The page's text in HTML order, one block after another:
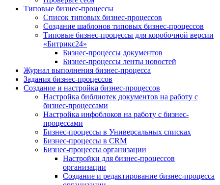
Типовые бизнес-процессы
Список типовых бизнес-процессов
Создание шаблонов типовых бизнес-процессов
Типовые бизнес-процессы для коробочной версии
«Битрикс24»
Бизнес-процессы документов
Бизнес-процессы ленты новостей
Журнал выполнения бизнес-процесса
Задания бизнес-процессов
Создание и настройка бизнес-процессов
Настройка библиотек документов на работу с
бизнес-процессами
Настройка инфоблоков на работу с бизнес-
процессами
Бизнес-процессы в Универсальных списках
Бизнес-процессы в CRM
Бизнес-процессы организации
Настройки для бизнес-процессов
организации
Создание и редактирование бизнес-процесса